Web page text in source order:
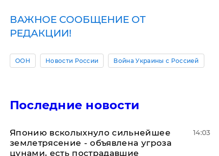
ВАЖНОЕ СООБЩЕНИЕ ОТ
РЕДАКЦИИ!
ООН Новости России Война Украины с Россией
Последние новости
Японию всколыхнуло сильнейшее
землетрясение - объявлена угроза
цунами, есть пострадавшие
14:03